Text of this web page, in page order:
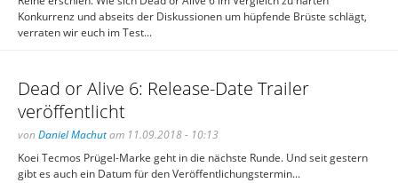
Konkurrenz und abseits der Diskussionen um hüpfende Brüste schlägt,
verraten wir euch im Test...
Dead or Alive 6: Release-Date Trailer
veröffentlicht
von Daniel Machutam 11.09.2018 - 10:13
Koei Tecmos Prügel-Marke geht in die nächste Runde. Und seit gestern
gibt es auch ein Datum für den Veröffentlichungstermin...